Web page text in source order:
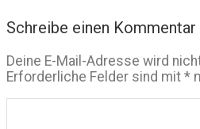
Schreibe einen Kommentar
Deine E-Mail-Adresse wird
Erforderliche Felder sind mit *